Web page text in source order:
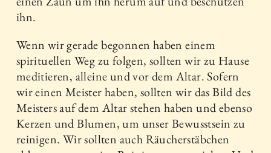
ihn.
Wenn wir gerade begonnen haben einem
spirituellen Weg zu folgen, sollten wir zu Hause
meditieren, alleine und vor dem Altar. Sofern
wir einen Meister haben, sollten wir das Bild des
Meisters auf dem Altar stehen haben und ebenso
Kerzen und Blumen, um unser Bewusstsein zu
reinigen. Wir sollten auch Räucherstäbchen